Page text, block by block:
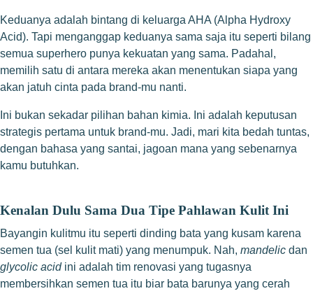
Keduanya adalah bintang di keluarga AHA (Alpha Hydroxy
Acid). Tapi menganggap keduanya sama saja itu seperti bilang
semua superhero punya kekuatan yang sama. Padahal,
memilih satu di antara mereka akan menentukan siapa yang
akan jatuh cinta pada brand-mu nanti.
Ini bukan sekadar pilihan bahan kimia. Ini adalah keputusan
strategis pertama untuk brand-mu. Jadi, mari kita bedah tuntas,
dengan bahasa yang santai, jagoan mana yang sebenarnya
kamu butuhkan.
Kenalan Dulu Sama Dua Tipe Pahlawan Kulit Ini
Bayangin kulitmu itu seperti dinding bata yang kusam karena
semen tua (sel kulit mati) yang menumpuk. Nah, mandelic dan
glycolic acidini adalah tim renovasi yang tugasnya
membersihkan semen tua itu biar bata barunya yang cerah